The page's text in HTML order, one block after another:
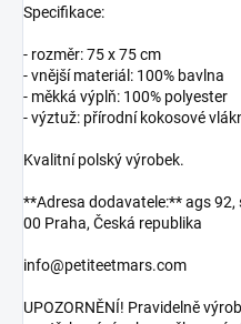
Specifikace:
- rozměr: 75 x 75 cm
- vnější materiál: 100% bavlna
- měkká výplň: 100% polyester
- výztuž: přírodní kokosové
Kvalitní polský výrobek.
**Adresa dodavatele:** ags
00 Praha, Česká republika
info@petiteetmars.com
UPOZORNĚNÍ! Pravidelně